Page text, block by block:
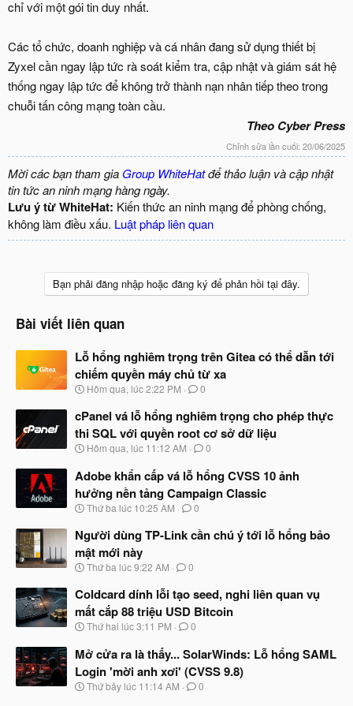
chỉ với một gói tin duy nhất.
Các tổ chức, doanh nghiệp và cá nhân đang sử dụng thiết bị
Zyxel cần ngay lập tức rà soát kiểm tra, cập nhật và giám sát hệ
thống ngay lập tức để không trở thành nạn nhân tiếp theo trong
chuỗi tấn công mạng toàn cầu.
Theo Cyber Press
Chỉnh sửa lần cuối: 20/06/2025
Mời các bạn tham gia Group WhiteHatđể thảo luận và cập nhật
tin tức an ninh mạng hàng ngày.
Lưu ý từ WhiteHat: Kiến thức an ninh mạng để phòng chống,
không làm điều xấu. Luật pháp liên quan
Bạn phải đăng nhập hoặc đăng ký để phản hồi tại đây.
Bài viết liên quan
Lỗ hổng nghiêm trọng trên Gitea có thể dẫn tới
chiếm quyền máy chủ từ xa
N
à
b
ắ
đ
ầ
u
Hôm qua, lúc 2:22 PM 0
cPanel vá lỗ hổng nghiêm trọng cho phép thực
thi SQL với quyền root cơ sở dữ liệu
N
à
y
b
ắ
đ
ầ
u
Hôm qua, lúc 11:12 AM 0
Adobe khẩn cấp vá lỗ hổng CVSS 10 ảnh
hưởng nền tảng Campaign Classic
N
à
y
b
ắ
đ
ầ
u
Thứ ba lúc 10:25 AM 0
Người dùng TP-Link cần chú ý tới lỗ hổng bảo
mật mới này
N
à
y
b
ắ
đ
ầ
u
Thứ ba lúc 9:22 AM 0
Coldcard dính lỗi tạo seed, nghi liên quan vụ
mất cắp 88 triệu USD Bitcoin
N
à
y
b
ắ
Thứ hai lúc 3:11 PM 0
Mở cửa ra là thấy... SolarWinds: Lỗ hổng SAML
Login 'mời anh xơi' (CVSS 9.8)
N
Thứ bảy lúc 11:14 AM 0